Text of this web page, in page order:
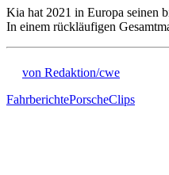
Kia hat 2021 in Europa seinen
In einem rückläufigen
von Redaktion/cwe
FahrberichtePorscheClips